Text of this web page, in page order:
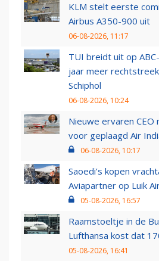
KLM stelt eerste
Airbus A350-900 uit
06-08-2026, 11:17
TUI breidt uit op
jaar meer
Schiphol
06-08-2026, 10:24
Nieuwe ervaren
voor geplaagd Air
06-08-2026, 10:17
Saoedi’s kopen
Aviapartner op Luik
05-08-2026, 16:57
Raamstoeltje in de
Lufthansa kost dat
05-08-2026, 16:41